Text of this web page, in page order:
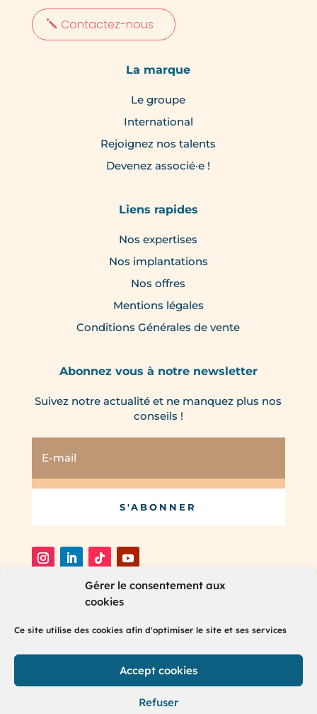
Gérer le consentement aux
cookies
Ce site utilise des cookies afin d'optimiser le site et ses services
Accept cookies
Refuser
Contactez-nous
La marque
Le groupe
International
Rejoignez nos talents
Devenez associé·e !
Liens rapides
Nos expertises
Nos implantations
Nos offres
Mentions légales
Conditions Générales de vente
Abonnez vous à notre newsletter
Suivez notre actualité et ne manquez plus nos
conseils !
S'ABONNER
®2025 RH Partners. Tous droits réservés.